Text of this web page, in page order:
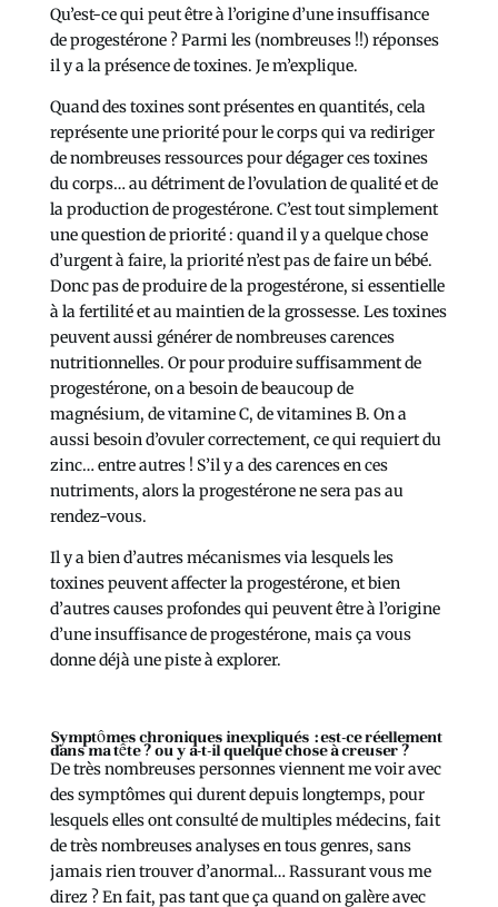
Qu’est-ce qui peut être à l’origine d’une insuffisance
de progestérone ? Parmi les (nombreuses !!) réponses
il y a la présence de toxines. Je m’explique.
Quand des toxines sont présentes en quantités, cela
représente une priorité pour le corps qui va rediriger
de nombreuses ressources pour dégager ces toxines
du corps… au détriment de l’ovulation de qualité et de
la production de progestérone. C’est tout simplement
une question de priorité : quand il y a quelque chose
d’urgent à faire, la priorité n’est pas de faire un bébé.
Donc pas de produire de la progestérone, si essentielle
à la fertilité et au maintien de la grossesse. Les toxines
peuvent aussi générer de nombreuses carences
nutritionnelles. Or pour produire suffisamment de
progestérone, on a besoin de beaucoup de
magnésium, de vitamine C, de vitamines B. On a
aussi besoin d’ovuler correctement, ce qui requiert du
zinc… entre autres ! S’il y a des carences en ces
nutriments, alors la progestérone ne sera pas au
rendez-vous.
Il y a bien d’autres mécanismes via lesquels les
toxines peuvent affecter la progestérone, et bien
d’autres causes profondes qui peuvent être à l’origine
d’une insuffisance de progestérone, mais ça vous
donne déjà une piste à explorer.
Symptômes chroniques inexpliqués : est-ce réellement
dans ma tête ? ou y a-t-il quelque chose à creuser ?
De très nombreuses personnes viennent me voir avec
des symptômes qui durent depuis longtemps, pour
lesquels elles ont consulté de multiples médecins, fait
de très nombreuses analyses en tous genres, sans
jamais rien trouver d’anormal… Rassurant vous me
direz ? En fait, pas tant que ça quand on galère avec